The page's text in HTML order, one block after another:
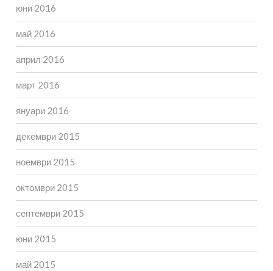
юни 2016
май 2016
април 2016
март 2016
януари 2016
декември 2015
ноември 2015
октомври 2015
септември 2015
юни 2015
май 2015